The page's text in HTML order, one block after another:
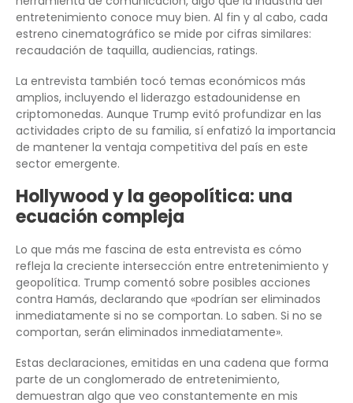
entretenimiento conoce muy bien. Al fin y al cabo, cada
estreno cinematográfico se mide por cifras similares:
recaudación de taquilla, audiencias, ratings.
La entrevista también tocó temas económicos más
amplios, incluyendo el liderazgo estadounidense en
criptomonedas. Aunque Trump evitó profundizar en las
actividades cripto de su familia, sí enfatizó la importancia
de mantener la ventaja competitiva del país en este
sector emergente.
Hollywood y la geopolítica: una
ecuación compleja
Lo que más me fascina de esta entrevista es cómo
refleja la creciente intersección entre entretenimiento y
geopolítica. Trump comentó sobre posibles acciones
contra Hamás, declarando que «podrían ser eliminados
inmediatamente si no se comportan. Lo saben. Si no se
comportan, serán eliminados inmediatamente».
Estas declaraciones, emitidas en una cadena que forma
parte de un conglomerado de entretenimiento,
demuestran algo que veo constantemente en mis